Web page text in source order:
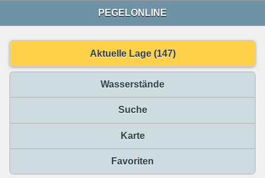
PEGELONLINE
Aktuelle Lage (147)
Wasserstände
Suche
Karte
Favoriten